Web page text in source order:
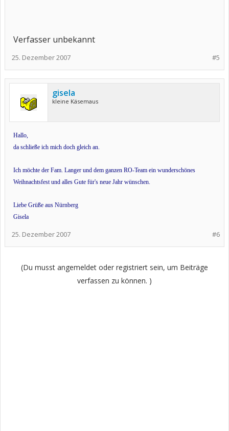
Verfasser unbekannt
#5
25. Dezember 2007
gisela
kleine Käsemaus
Hallo,
da schließe ich mich doch gleich an.
Ich möchte der Fam. Langer und dem ganzen RO-Team ein wunderschönes
Weihnachtsfest und alles Gute für's neue Jahr wünschen.
Liebe Grüße aus Nürnberg
Gisela
#6
25. Dezember 2007
(Du musst angemeldet oder registriert sein, um Beiträge
verfassen zu können. )